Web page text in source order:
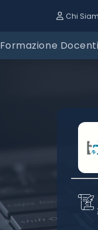
Chi
Formazione Docenti